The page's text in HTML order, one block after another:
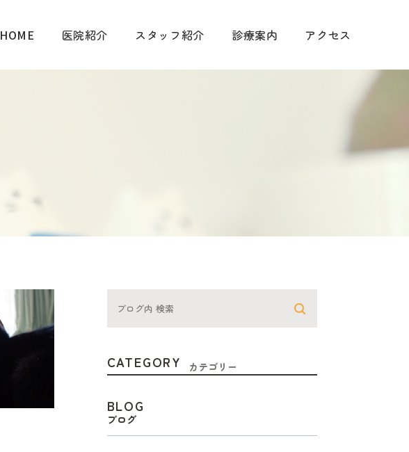
HOME 医院紹介 スタッフ紹介 診療案内 アクセス
CATEGORY カテゴリー
BLOG
ブログ